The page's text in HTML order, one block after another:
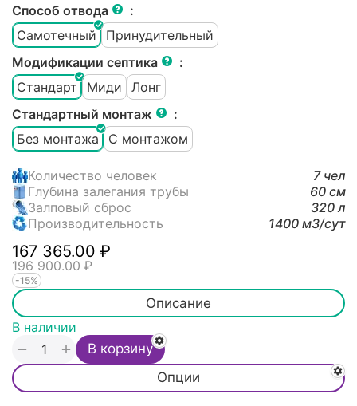
Способ отвода
:
Самотечный
Принудительный
Модификации септика
:
Стандарт
Миди
Лонг
Стандартный монтаж
:
Без монтажа
С монтажом
Количество человек
7 чел
Глубина залегания трубы
60 см
Залповый сброс
320 л
Производительность
1400 м3/cут
167 365.00 ₽
196 900.00 ₽
-15%
Описание
Опции
В наличии
+
− В корзину